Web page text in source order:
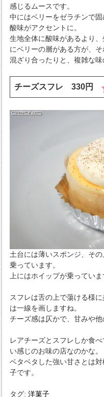
感じるムースです。
中にはベリーをゼラチンで
酸味がアクセントに。
生地全体に酸味があるより
にベリーの層がある方が、
混ざり合ったりと、複雑な
チーズスフレ 330円
土台には薄いスポンジ、そ
乗っています。
上にはホイップが乗っていま
スフレは舌の上で蕩ける様
は一線を画しますね。
チーズ感は仄かで、甘みや
レアチーズとスフレしか食
い感じのお味の店なのかな。
ベタベタした強い甘さとは
子です。
タグ:洋菓子